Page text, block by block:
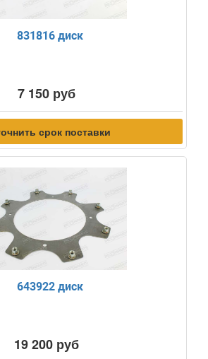
831816 диск
7 150 руб
срок поставки
643922 диск
19 200 руб